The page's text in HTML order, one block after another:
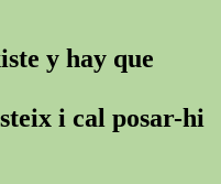
y hay que
i cal posar-hi